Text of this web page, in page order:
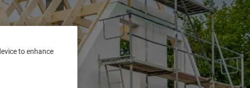
to enhance